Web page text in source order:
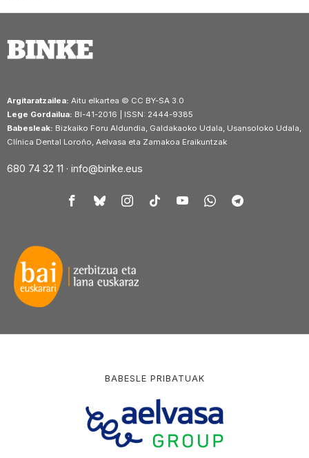
Argitaratzailea: Aitu elkartea © CC BY-SA 3.0
Lege Gordailua: BI-41-2016 | ISSN: 2444-9385
Babesleak: Bizkaiko Foru Aldundia, Galdakaoko Udala, Usansoloko Udala,
Clínica Dental Loroño, Aelvasa eta Zamakoa Eraikuntzak
680 74 32 11 · info@binke.eus
BABESLE PRIBATUAK